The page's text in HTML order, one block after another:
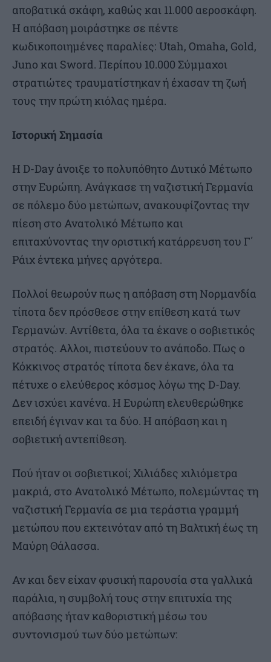
αποβατικά σκάφη, καθώς και 11.000 αεροσκάφη.
Η απόβαση μοιράστηκε σε πέντε
κωδικοποιημένες παραλίες: Utah, Omaha, Gold,
Juno και Sword. Περίπου 10.000 Σύμμαχοι
στρατιώτες τραυματίστηκαν ή έχασαν τη ζωή
τους την πρώτη κιόλας ημέρα.
Ιστορική Σημασία
Η D-Day άνοιξε το πολυπόθητο Δυτικό Μέτωπο
στην Ευρώπη. Ανάγκασε τη ναζιστική Γερμανία
σε πόλεμο δύο μετώπων, ανακουφίζοντας την
πίεση στο Ανατολικό Μέτωπο και
επιταχύνοντας την οριστική κατάρρευση του Γ΄
Ράιχ έντεκα μήνες αργότερα.
Πολλοί θεωρούν πως η απόβαση στη Νορμανδία
τίποτα δεν πρόσθεσε στην επίθεση κατά των
Γερμανών. Αντίθετα, όλα τα έκανε ο σοβιετικός
στρατός. Αλλοι, πιστεύουν το ανάποδο. Πως ο
Κόκκινος στρατός τίποτα δεν έκανε, όλα τα
πέτυχε ο ελεύθερος κόσμος λόγω της D-Day.
Δεν ισχύει κανένα. Η Ευρώπη ελευθερώθηκε
επειδή έγιναν και τα δύο. Η απόβαση και η
σοβιετική αντεπίθεση.
Πού ήταν οι σοβιετικοί; Χιλιάδες χιλιόμετρα
μακριά, στο Ανατολικό Μέτωπο, πολεμώντας τη
ναζιστική Γερμανία σε μια τεράστια γραμμή
μετώπου που εκτεινόταν από τη Βαλτική έως τη
Μαύρη Θάλασσα.
Αν και δεν είχαν φυσική παρουσία στα γαλλικά
παράλια, η συμβολή τους στην επιτυχία της
απόβασης ήταν καθοριστική μέσω του
συντονισμού των δύο μετώπων: